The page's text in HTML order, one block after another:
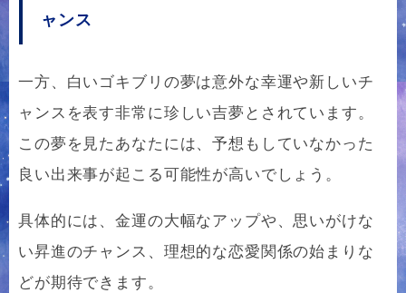
ャンス
一方、白いゴキブリの夢は意外な幸運や新しいチ
ャンスを表す非常に珍しい吉夢とされています。
この夢を見たあなたには、予想もしていなかった
良い出来事が起こる可能性が高いでしょう。
具体的には、金運の大幅なアップや、思いがけな
い昇進のチャンス、理想的な恋愛関係の始まりな
どが期待できます。